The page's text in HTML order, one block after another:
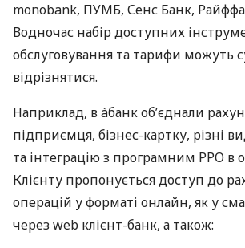
monobank, ПУМБ, Сенс Банк,
Водночас набір доступних
обслуговування та тарифи можуть
відрізнятися.
Наприклад, в àбанк об’єднали
підприємця, бізнес-картку, різні
та інтеграцію з програмним РРО в
Клієнту пропонується доступ до
операцій у форматі онлайн, як у
через web клієнт-банк, а також: